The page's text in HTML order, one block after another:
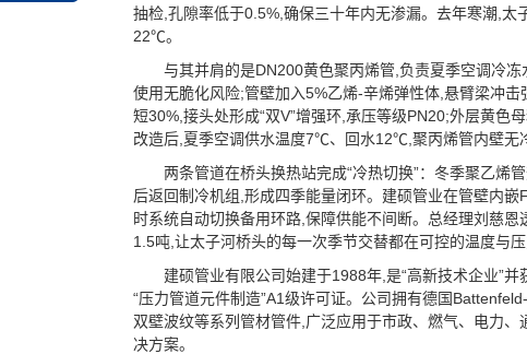
抽检,孔隙率低于0.5%,确保三十年内无渗漏。去年寒潮,
22℃。
与其并肩的是DN200黄色聚丙烯管,负责夏季空调冷冻
使用无脆化风险;管壁加入5%乙烯-辛烯弹性体,悬臂梁冲
短30%,接头处形成“双V”增强环,承压等级PN20;外层黄色
改造后,夏季空调供水温度7℃、回水12℃,聚丙烯管内壁无
两条管道在桥头换热站完成“冷热切换”：冬季聚乙烯
后返回制冷机组,形成四季能量闭环。建硕管业在管壁内
时系统自动切换备用环路,保障供能不间断。总经理刘慈
1.5吨,让太子河桥头的每一次季节交替都在可控的温度与压
建硕管业有限公司始建于1988年,是“高新技术企业”并
“压力管道元件制造”A1级许可证。公司拥有德国
双壁波纹等系列管材管件,广泛应用于市政、燃气、电力
决方案。